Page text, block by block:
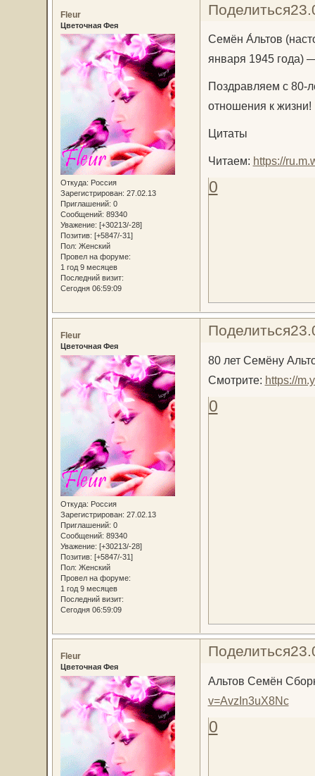
Поделиться
Fleur
Цветочная Фея
Откуда: Россия
Зарегистрирован: 27.02.13
Приглашений: 0
Сообщений: 89340
Уважение: [+30213/-28]
Позитив: [+5847/-31]
Пол: Женский
Провел на форуме:
1 год 9 месяцев
Последний визит:
Сегодня 06:59:09
Семён А́льтов
января 1945 года)
Поздравляем с 80-
отношения к жизни!
Цитаты
Читаем: https://
0
Поделиться
Fleur
Цветочная Фея
Откуда: Россия
Зарегистрирован: 27.02.13
Приглашений: 0
Сообщений: 89340
Уважение: [+30213/-28]
Позитив: [+5847/-31]
Пол: Женский
Провел на форуме:
1 год 9 месяцев
Последний визит:
Сегодня 06:59:09
80 лет Семёну
Смотрите: https://
0
Поделиться
Fleur
Цветочная Фея
Альтов Семён
v=AvzIn3uX8Nc
0